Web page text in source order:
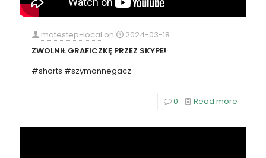
matestep-local on
2024-03-18
ZWOLNIŁ GRAFICZKĘ PRZEZ SKYPE!
#shorts #szymonnegacz
0 Read more